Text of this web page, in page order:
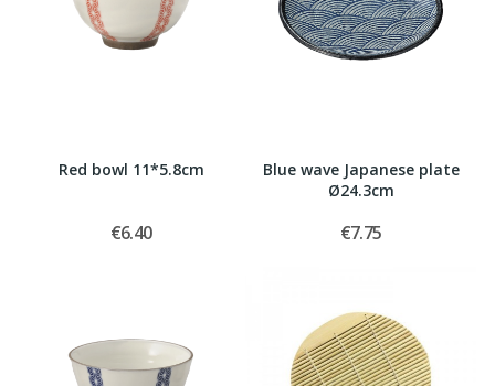
Red bowl 11*5.8cm
€6.40
Blue wave Japanese plate
Ø24.3cm
€7.75